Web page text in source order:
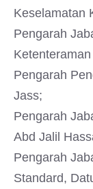
Keselamatan
Pengarah
Pengarah
Jass;
Pengarah
Abd Jalil
Pengarah
Standard,